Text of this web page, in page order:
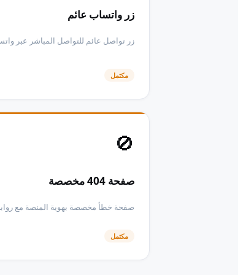
زر واتساب عائم
زر تواصل عائم للتواصل المباشر عبر
مكتمل
🚫
صفحة 404 مخصصة
صفحة خطأ مخصصة بهوية المنصة مع
مكتمل